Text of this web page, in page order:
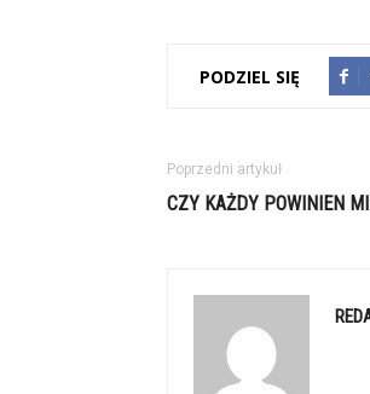
PODZIEL SIĘ
Poprzedni artykuł
CZY KAŻDY POWINIEN